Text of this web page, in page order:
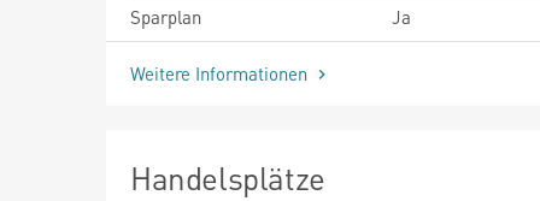
Sparplan
Ja
Weitere Informationen
Handelsplätze